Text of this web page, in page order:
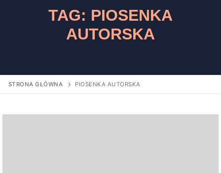
TAG: PIOSENKA
AUTORSKA
STRONA GŁÓWNA PIOSENKA AUTORSKA